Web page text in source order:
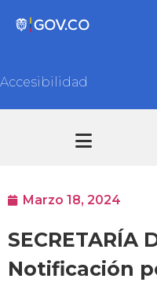
Accesibilidad
Marzo 18, 2024
SECRETARÍA
Notificación